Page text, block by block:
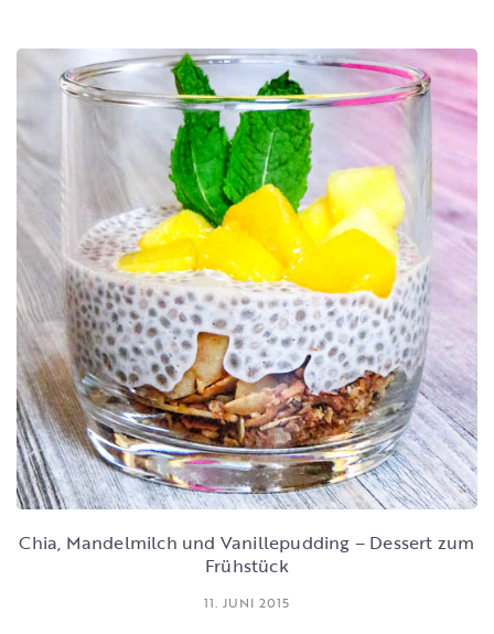
Chia, Mandelmilch und Vanillepudding – Dessert zum
Frühstück
11. JUNI 2015